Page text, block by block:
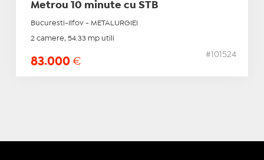
Metrou 10 minute cu STB
Bucuresti-Ilfov - METALURGIEI
2 camere, 54.33 mp utili
83.000 €
#101524